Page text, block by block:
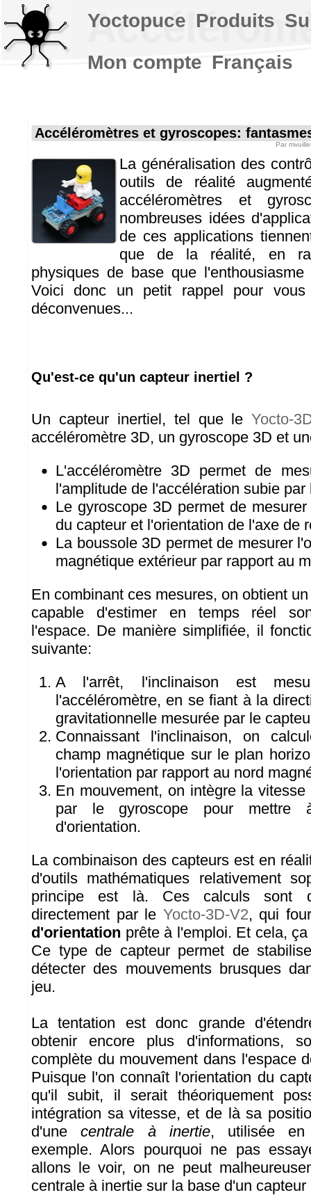
Accéléromètres et gyroscopes:
Par
La généralisation des
outils de réalité
accéléromètres et
nombreuses idées
de ces applications
que de la réalité, en
physiques de base que
Voici donc un petit rappel pour
déconvenues...
Qu'est-ce qu'un capteur inertiel ?
Un capteur inertiel, tel que leYocto-
accéléromètre 3D, un gyroscope 3D et
L'accéléromètre 3D permet de
l'amplitude de l'accélération subie par
Le gyroscope 3D permet de
du capteur et l'orientation de l'axe de
La boussole 3D permet de mesurer
magnétique extérieur par rapport au
En combinant ces mesures, on obtient
capable d'estimer en temps réel
l'espace. De manière simplifiée, il
suivante:
A l'arrêt, l'inclinaison est
l'accéléromètre, en se fiant à la
gravitationnelle mesurée par le
Connaissant l'inclinaison, on
champ magnétique sur le plan
l'orientation par rapport au nord
En mouvement, on intègre la
par le gyroscope pour mettre
d'orientation.
La combinaison des capteurs est en
d'outils mathématiques relativement
principe est là. Ces calculs sont
directement par le Yocto-3D-V2, qui
d'orientation prête à l'emploi. Et cela,
Ce type de capteur permet de
détecter des mouvements brusques
jeu.
La tentation est donc grande
obtenir encore plus d'informations,
complète du mouvement dans l'espace
Puisque l'on connaît l'orientation du
qu'il subit, il serait théoriquement
intégration sa vitesse, et de là sa
d'unecentrale à inertie, utilisée en
exemple. Alors pourquoi ne pas
allons le voir, on ne peut
centrale à inertie sur la base d'un
Yoctopuce Produits
Mon compte Français